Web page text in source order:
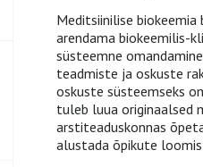
Meditsiinilise
arendama biokeemilis-
süsteemne
teadmiste ja oskuste
oskuste süsteemseks
tuleb luua originaalsed
arstiteaduskonnas
alustada õpikute